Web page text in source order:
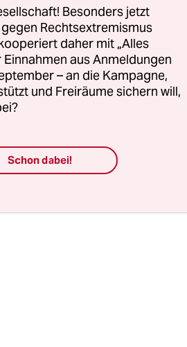
ein
den
Besonders jetzt
Rechtsextremismus
daher mit „Alles
aus Anmeldungen
– an die Kampagne,
und Freiräume sichern will,
Schon dabei!